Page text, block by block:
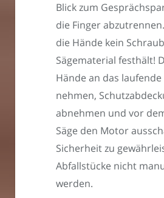
Blick zum
die Finger
die Hände kein
Sägematerial festhält!
Hände an das
nehmen,
abnehmen und vor
Säge den Motor
Sicherheit zu
Abfallstücke nicht
werden.